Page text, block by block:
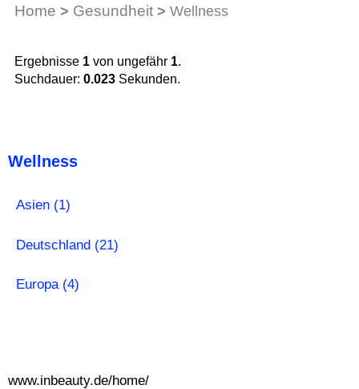
Home > Gesundheit > Wellness
Ergebnisse 1 von ungefähr 1.
Suchdauer: 0.023 Sekunden.
Wellness
Asien (1)
Deutschland (21)
Europa (4)
www.inbeauty.de/home/